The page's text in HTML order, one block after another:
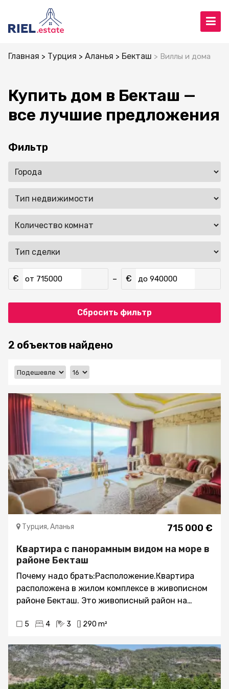
Главная Турция Аланья Бекташ Виллы и дома
Купить дом в Бекташ —
все лучшие предложения
Фильтр
€ от – € до
Сбросить фильтр
2 объектов найдено
715 000 €
Турция, Аланья
Квартира с панорамным видом на море в
районе Бекташ
Почему надо брать:Расположение.Квартира
расположена в жилом комплексе в живописном
районе Бекташ. Это живописный район на
великолепный панорамный вид на Аланию.На
многочисленными виллами и новыми
современными домами. В этом районе тихо и
спокойно, поэтому здесь предпочитают жить
люди, которые ценят уединение и тишину, но в
5 4 3 290 m²